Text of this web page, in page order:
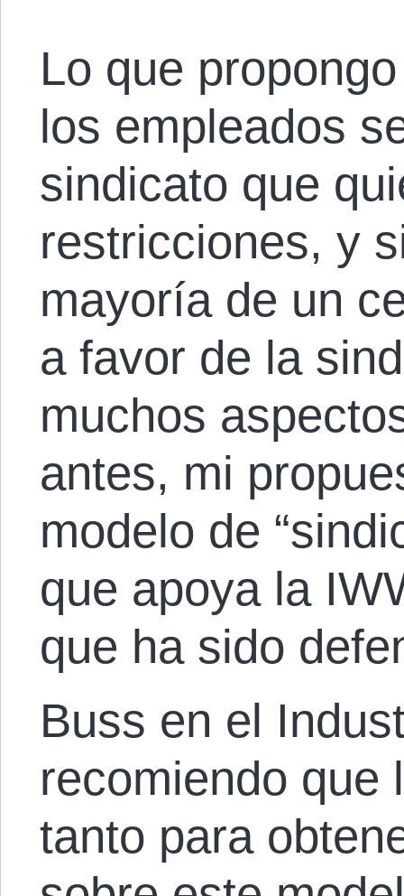
Lo que
los empleados
sindicato que
restricciones, y
mayoría de un
a favor de la
muchos
antes, mi
modelo de
que apoya la
que ha sido
Buss en el
recomiendo que
tanto para